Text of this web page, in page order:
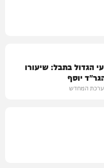
הגדול בתבל: שיעורו
יוסף
המחדש